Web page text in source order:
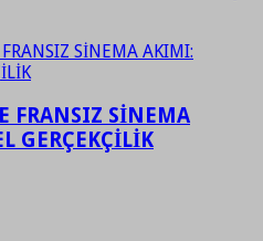
FRANSIZ SİNEMA
GERÇEKÇİLİK